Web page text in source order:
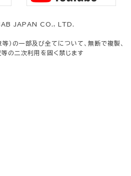
JAPAN CO., LTD.
等）の一部及び全てについて、無断で複製、
等の二次利用を固く禁じます